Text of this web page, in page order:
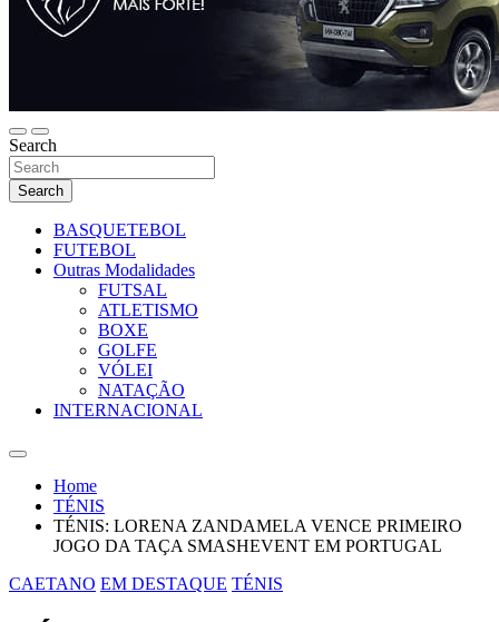
Search
Search
BASQUETEBOL
FUTEBOL
Outras Modalidades
FUTSAL
ATLETISMO
BOXE
GOLFE
VÓLEI
NATAÇÃO
INTERNACIONAL
Home
TÉNIS
TÉNIS: LORENA ZANDAMELA VENCE PRIMEIRO
JOGO DA TAÇA SMASHEVENT EM PORTUGAL
CAETANO EM DESTAQUE TÉNIS